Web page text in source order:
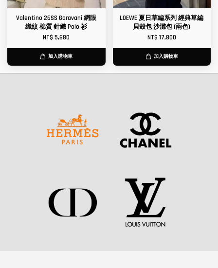
Valentino 26SS Garavani 網眼
織紋 棉質 針織 Polo 衫
NT$ 5,680
加入購物車
LOEWE 夏日草編系列 經典草編
貝殼包 沙灘包 (兩色)
NT$ 17,800
加入購物車